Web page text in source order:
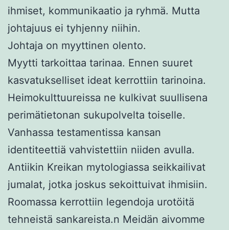
ihmiset, kommunikaatio ja ryhmä. Mutta
johtajuus ei tyhjenny niihin.
Johtaja on myyttinen olento.
Myytti tarkoittaa tarinaa. Ennen suuret
kasvatukselliset ideat kerrottiin tarinoina.
Heimokulttuureissa ne kulkivat suullisena
perimätietonan sukupolvelta toiselle.
Vanhassa testamentissa kansan
identiteettiä vahvistettiin niiden avulla.
Antiikin Kreikan mytologiassa seikkailivat
jumalat, jotka joskus sekoittuivat ihmisiin.
Roomassa kerrottiin legendoja urotöitä
tehneistä sankareista.n Meidän aivomme